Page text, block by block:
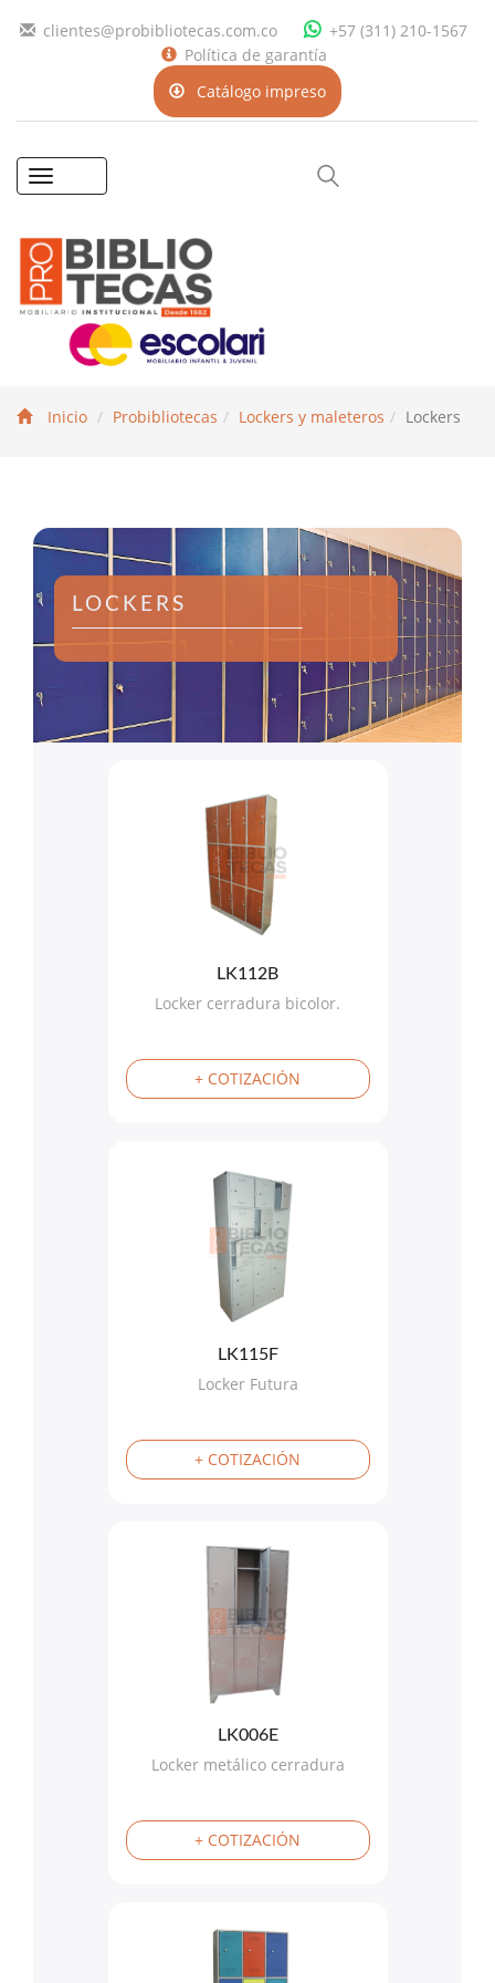
clientes@probibliotecas.com.co
+57 (311) 210-1567
Política de garantía
Catálogo impreso
Inicio Probibliotecas Lockers y maleteros Lockers
LOCKERS
LK112B
Locker cerradura bicolor.
+ COTIZACIÓN
LK115F
Locker Futura
+ COTIZACIÓN
LK006E
Locker metálico cerradura
+ COTIZACIÓN